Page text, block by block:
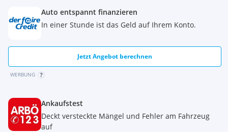
Auto entspannt finanzieren
In einer Stunde ist das Geld auf Ihrem Konto.
Jetzt Angebot berechnen
WERBUNG
Ankaufstest
Deckt versteckte Mängel und Fehler am Fahrzeug
auf